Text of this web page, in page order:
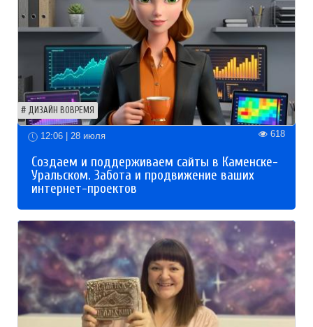
ДИЗАЙН ВОВРЕМЯ
12:06 | 28 июля 618
Создаем и поддерживаем сайты в Каменске-
Уральском. Забота и продвижение ваших
интернет-проектов